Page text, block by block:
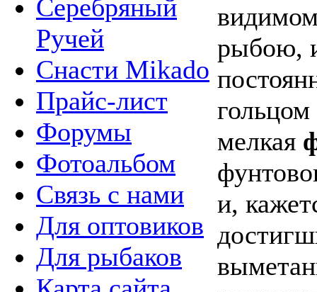
Серебряный
Ручей
Снасти Mikado
Прайс-лист
Форумы
Фотоальбом
Связь с нами
Для оптовиков
Для рыбаков
рыбою,
мелкая
и,